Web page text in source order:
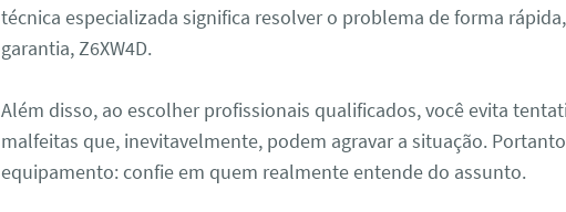
técnica especializada significa resolver o problema de forma
garantia, Z6XW4D.
Além disso, ao escolher profissionais qualificados, você evita
malfeitas que, inevitavelmente, podem agravar a situação.
equipamento: confie em quem realmente entende do assunto.